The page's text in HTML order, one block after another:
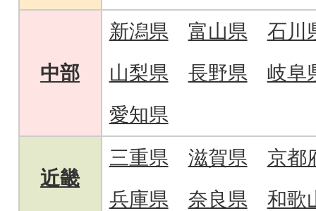
中部
新潟県 富山県
石川
山梨県
長野県
岐阜
愛知県
近畿
三重県 滋賀県
京都
兵庫県
奈良県 和歌